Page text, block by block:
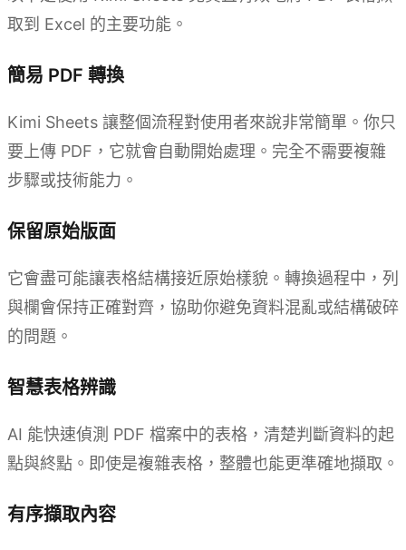
取到 Excel 的主要功能。
簡易 PDF 轉換
Kimi Sheets 讓整個流程對使用者來說非常簡單。你只
要上傳 PDF，它就會自動開始處理。完全不需要複雜
步驟或技術能力。
保留原始版面
它會盡可能讓表格結構接近原始樣貌。轉換過程中，列
與欄會保持正確對齊，協助你避免資料混亂或結構破碎
的問題。
智慧表格辨識
AI 能快速偵測 PDF 檔案中的表格，清楚判斷資料的起
點與終點。即使是複雜表格，整體也能更準確地擷取。
有序擷取內容